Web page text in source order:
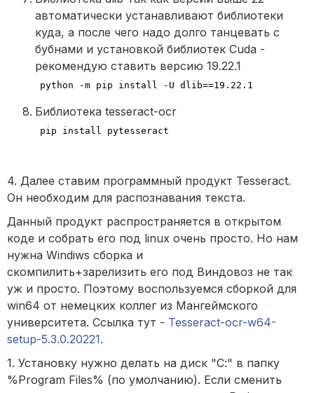
автоматически устанавливают библиотеки
куда, а после чего надо долго танцевать с
бубнами и установкой библиотек Cuda -
рекомендую ставить версию 19.22.1
python -m pip install -U dlib==19.22.1
Библиотека tesseract-ocr
pip install pytesseract
4. Далее ставим программный продукт Tesseract.
Он необходим для распознавания текста.
Данный продукт распространяется в открытом
коде и собрать его под linux очень просто. Но нам
нужна Windiws сборка и
скомпилить+зарелизить его под Виндовоз не так
уж и просто. Поэтому воспользуемся сборкой для
win64 от немецких коллег из Мангеймского
университета. Ссылка тут - Tesseract-ocr-w64-
setup-5.3.0.20221.
1. Установку нужно делать на диск "С:" в папку
%Program Files% (по умолчанию). Если сменить